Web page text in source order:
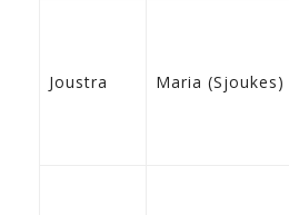
Joustra Maria (Sjoukes)